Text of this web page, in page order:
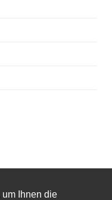
Ihnen die